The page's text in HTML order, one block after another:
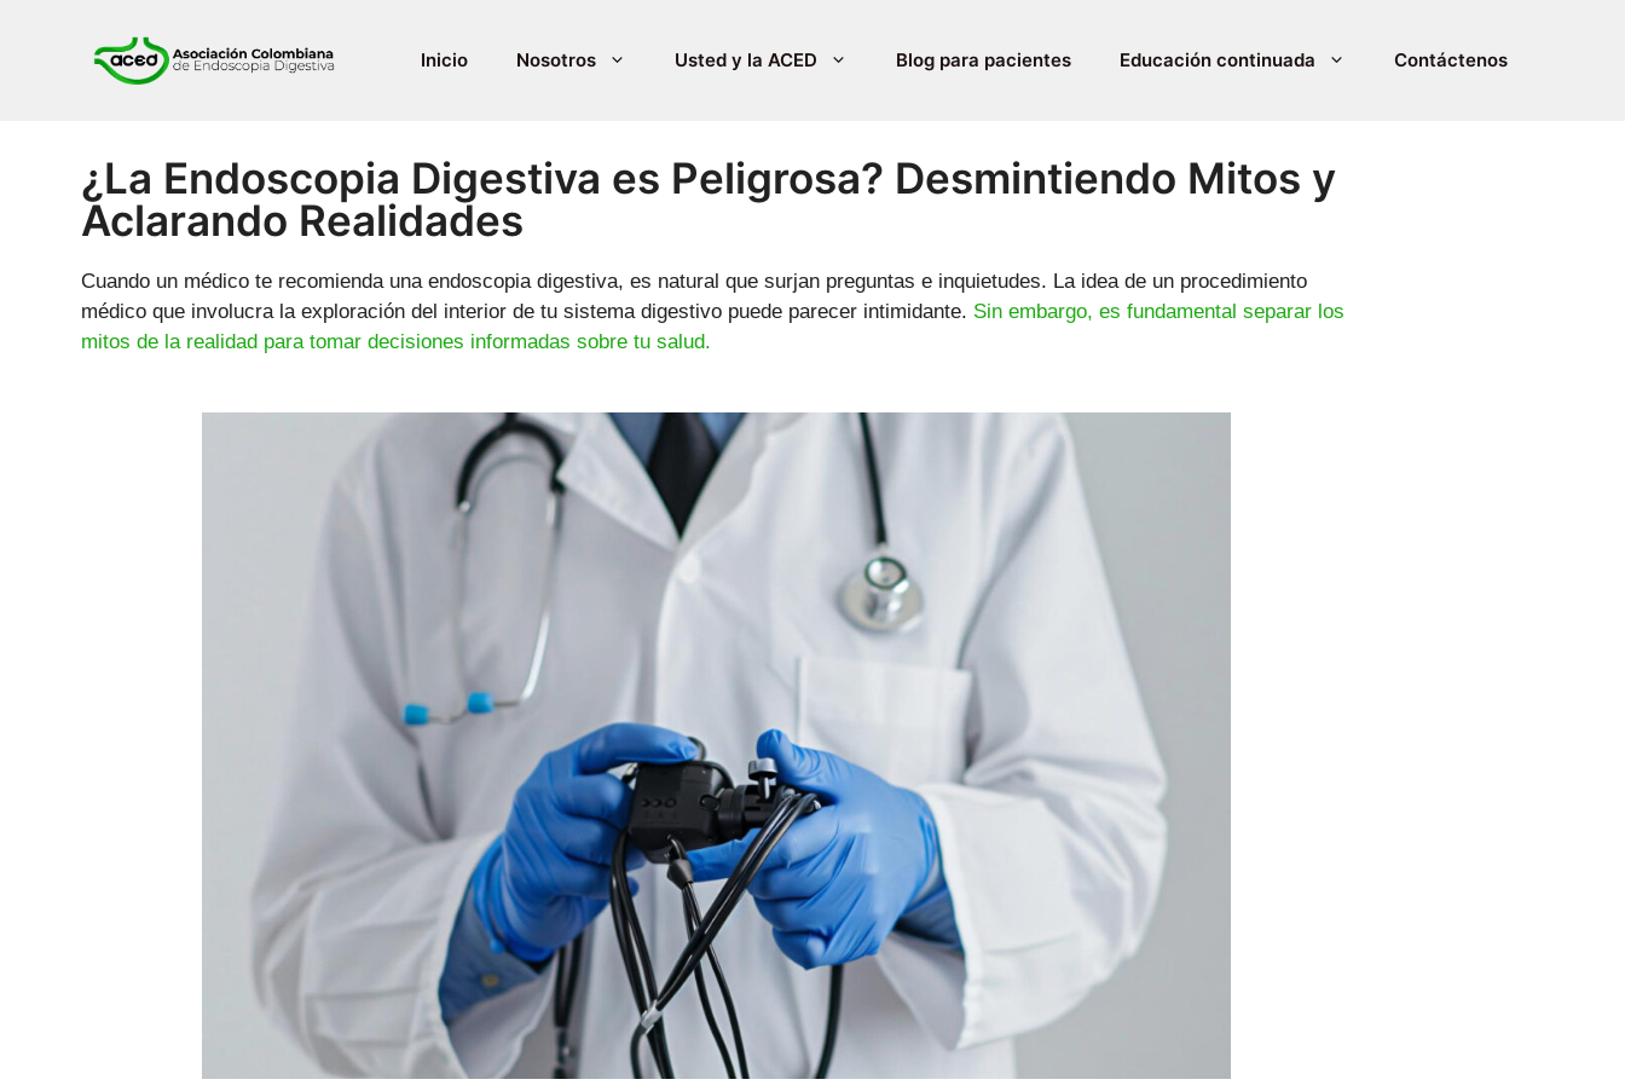
Inicio Nosotros Usted y la ACED Blog para pacientes Educación continuada Contáctenos
¿La Endoscopia Digestiva es Peligrosa? Desmintiendo Mitos y
Aclarando Realidades
Cuando un médico te recomienda una endoscopia digestiva, es natural que surjan preguntas e inquietudes. La idea de un procedimiento
médico que involucra la exploración del interior de tu sistema digestivo puede parecer intimidante. Sin embargo, es fundamental separar los
mitos de la realidad para tomar decisiones informadas sobre tu salud.